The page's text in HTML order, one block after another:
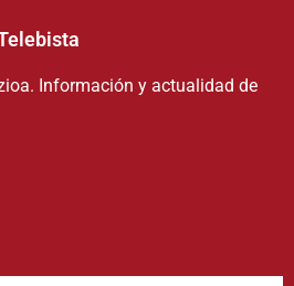
Información y actualidad de